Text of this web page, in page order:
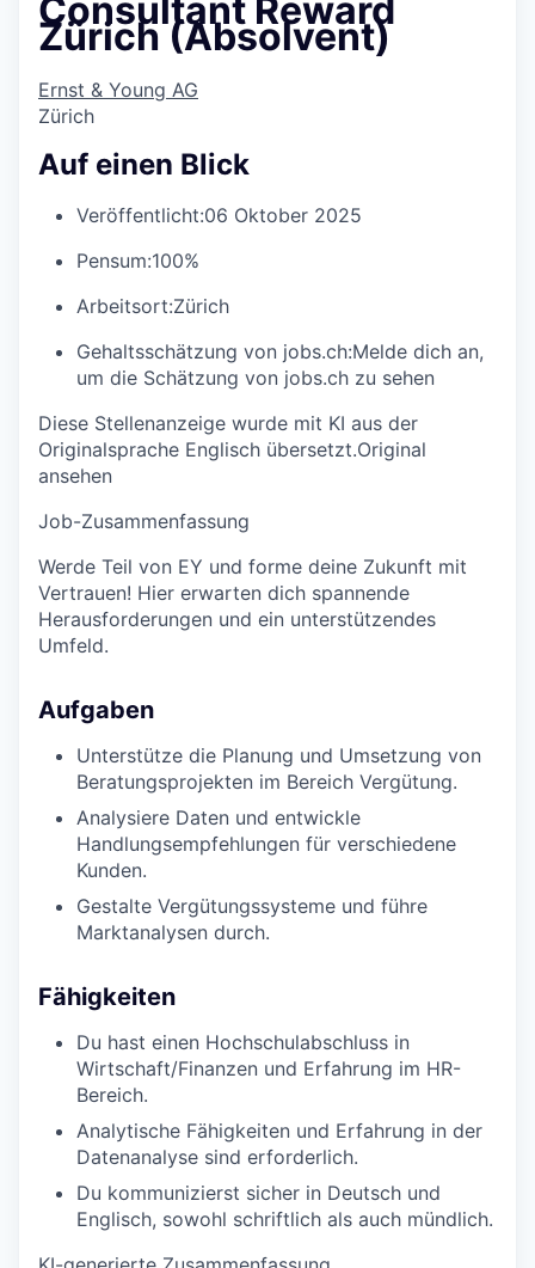
Consultant Reward
Zürich (Absolvent)
Ernst & Young AG
Zürich
Auf einen Blick
Veröffentlicht:06 Oktober 2025
Pensum:100%
Arbeitsort:Zürich
Gehaltsschätzung von jobs.ch:Melde dich an,
um die Schätzung von jobs.ch zu sehen
Diese Stellenanzeige wurde mit KI aus der
Originalsprache Englisch übersetzt.Original
ansehen
Job-Zusammenfassung
Werde Teil von EY und forme deine Zukunft mit
Vertrauen! Hier erwarten dich spannende
Herausforderungen und ein unterstützendes
Umfeld.
Aufgaben
Unterstütze die Planung und Umsetzung von
Beratungsprojekten im Bereich Vergütung.
Analysiere Daten und entwickle
Handlungsempfehlungen für verschiedene
Kunden.
Gestalte Vergütungssysteme und führe
Marktanalysen durch.
Fähigkeiten
Du hast einen Hochschulabschluss in
Wirtschaft/Finanzen und Erfahrung im HR-
Bereich.
Analytische Fähigkeiten und Erfahrung in der
Datenanalyse sind erforderlich.
Du kommunizierst sicher in Deutsch und
Englisch, sowohl schriftlich als auch mündlich.